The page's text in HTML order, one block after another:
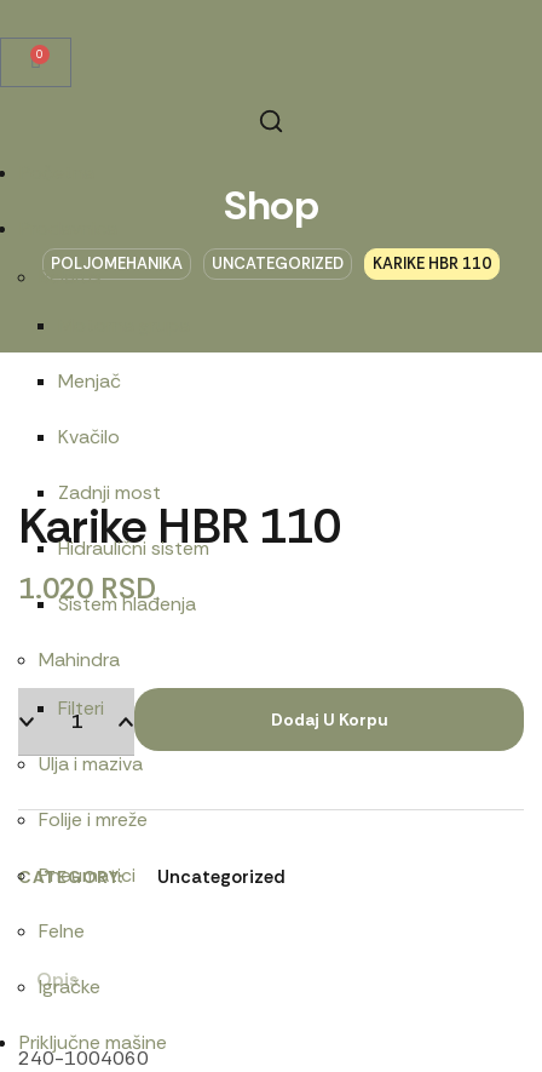
0
Belarus
Menjač
Kvačilo
Zadnji most
Hidraulični sistem
Sistem hlađenja
Mahindra
Filteri
Ulja i maziva
Folije i mreže
Pneumatici
Felne
Igračke
Priključne mašine
Shop
POLJOMEHANIKA UNCATEGORIZED KARIKE HBR 110
Karike HBR 110
1.020 RSD
Dodaj U Korpu
CATEGORY Uncategorized
Opis
240-1004060